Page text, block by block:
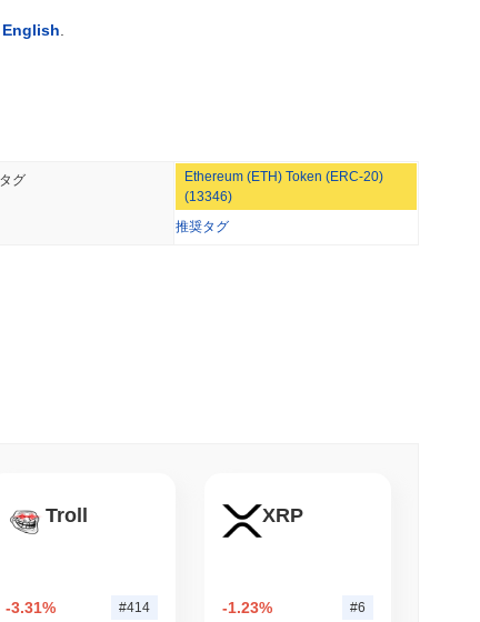
ています。
APIの支払い用のステーブルコインウォレ
ルが2027年に延期される中でステーブルコ
English
タグ
Ethereum (ETH) Token (ERC-20)
(13346)
推奨タグ
Troll
-3.31% #414
XRP
-1.23% #6